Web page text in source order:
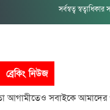
সর্বস্বত্ব
ব্রেকিং নিউজ
সবাইকে আমাদের